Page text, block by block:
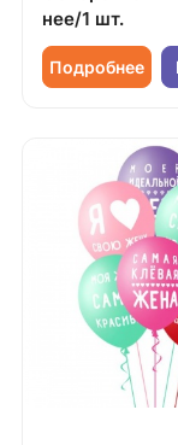
нее/1 шт.
Подробнее